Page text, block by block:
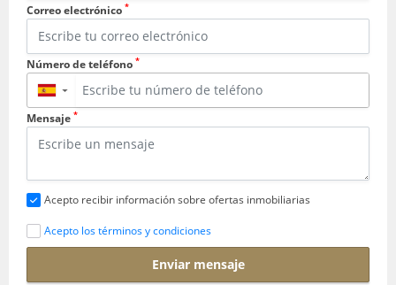
Correo electrónico *
Número de teléfono *
▼
Mensaje *
Acepto recibir información sobre ofertas inmobiliarias
Acepto los términos y condiciones
Enviar mensaje